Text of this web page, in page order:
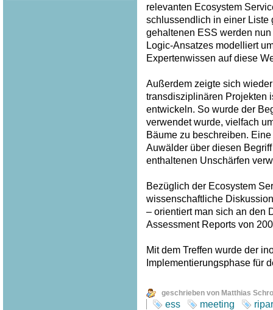
relevanten Ecosystem
schlussendlich in einer Liste
gehaltenen ESS werden
Logic-Ansatzes modelliert
Expertenwissen auf diese
Außerdem zeigte sich
transdisziplinären Projekten
entwickeln. So wurde der
verwendet wurde, vielfach
Bäume zu beschreiben.
Auwälder über diesen
enthaltenen Unschärfen
Bezüglich der Ecosystem
wissenschaftliche
– orientiert man sich an den
Assessment Reports von
Mit dem Treffen wurde der
Implementierungsphase für
geschrieben von Matthias
ess meeting